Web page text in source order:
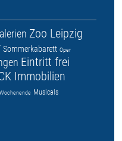
Zoo Leipzig
Sommerkabarett Oper
Eintritt frei
Immobilien
Wochenende Musicals